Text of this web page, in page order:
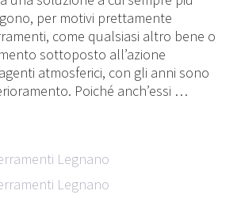
per motivi prettamente
come qualsiasi altro bene o
sottoposto all’azione
atmosferici, con gli anni sono
Poiché anch’essi …
Legnano
Legnano